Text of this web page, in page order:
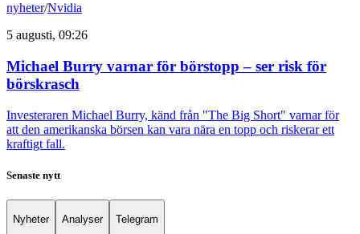
nyheter/Nvidia
5 augusti, 09:26
Michael Burry varnar för börstopp – ser risk för
börskrasch
Investeraren Michael Burry, känd från "The Big Short" varnar för
att den amerikanska börsen kan vara nära en topp och riskerar ett
kraftigt fall.
Senaste nytt
Nyheter Analyser Telegram